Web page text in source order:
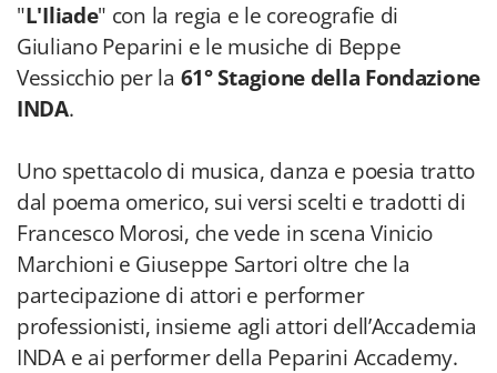
"L'Iliade" con la regia e le coreografie di
Giuliano Peparini e le musiche di Beppe
Vessicchio per la 61° Stagione della Fondazione
INDA.
Uno spettacolo di musica, danza e poesia tratto
dal poema omerico, sui versi scelti e tradotti di
Francesco Morosi, che vede in scena Vinicio
Marchioni e Giuseppe Sartori oltre che la
partecipazione di attori e performer
professionisti, insieme agli attori dell’Accademia
INDA e ai performer della Peparini Accademy.